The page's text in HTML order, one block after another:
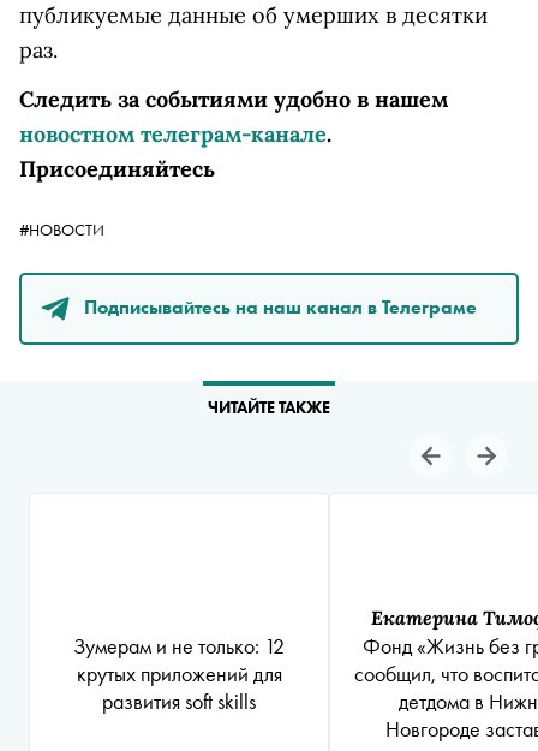
публикуемые данные об умерших в десятки
раз.
Следить за событиями удобно в нашем
новостном телеграм-канале.
Присоединяйтесь
#НОВОСТИ
Подписывайтесь на наш канал в Телеграме
ЧИТАЙТЕ ТАКЖЕ
Зумерам и не только: 12
крутых приложений для
развития soft skills
Екатерина
Фонд «Жизнь без
сообщил, что
детдома в
Новгороде